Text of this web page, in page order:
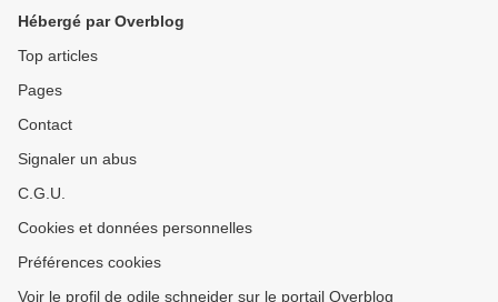
Hébergé par Overblog
Top articles
Pages
Contact
Signaler un abus
C.G.U.
Cookies et données personnelles
Préférences cookies
Voir le profil de odile schneider sur le portail Overblog